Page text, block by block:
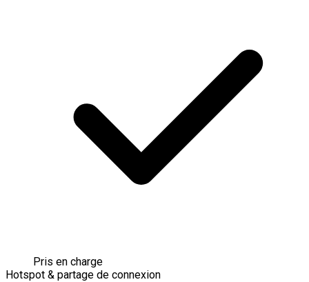
Pris en charge
Hotspot & partage de connexion